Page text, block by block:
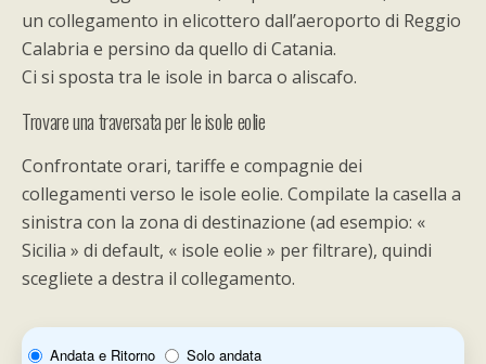
un collegamento in elicottero dall’aeroporto di Reggio
Calabria e persino da quello di Catania.
Ci si sposta tra le isole in barca o aliscafo.
Trovare una traversata per le isole eolie
Confrontate orari, tariffe e compagnie dei
collegamenti verso le isole eolie. Compilate la casella a
sinistra con la zona di destinazione (ad esempio: «
Sicilia » di default, « isole eolie » per filtrare), quindi
scegliete a destra il collegamento.